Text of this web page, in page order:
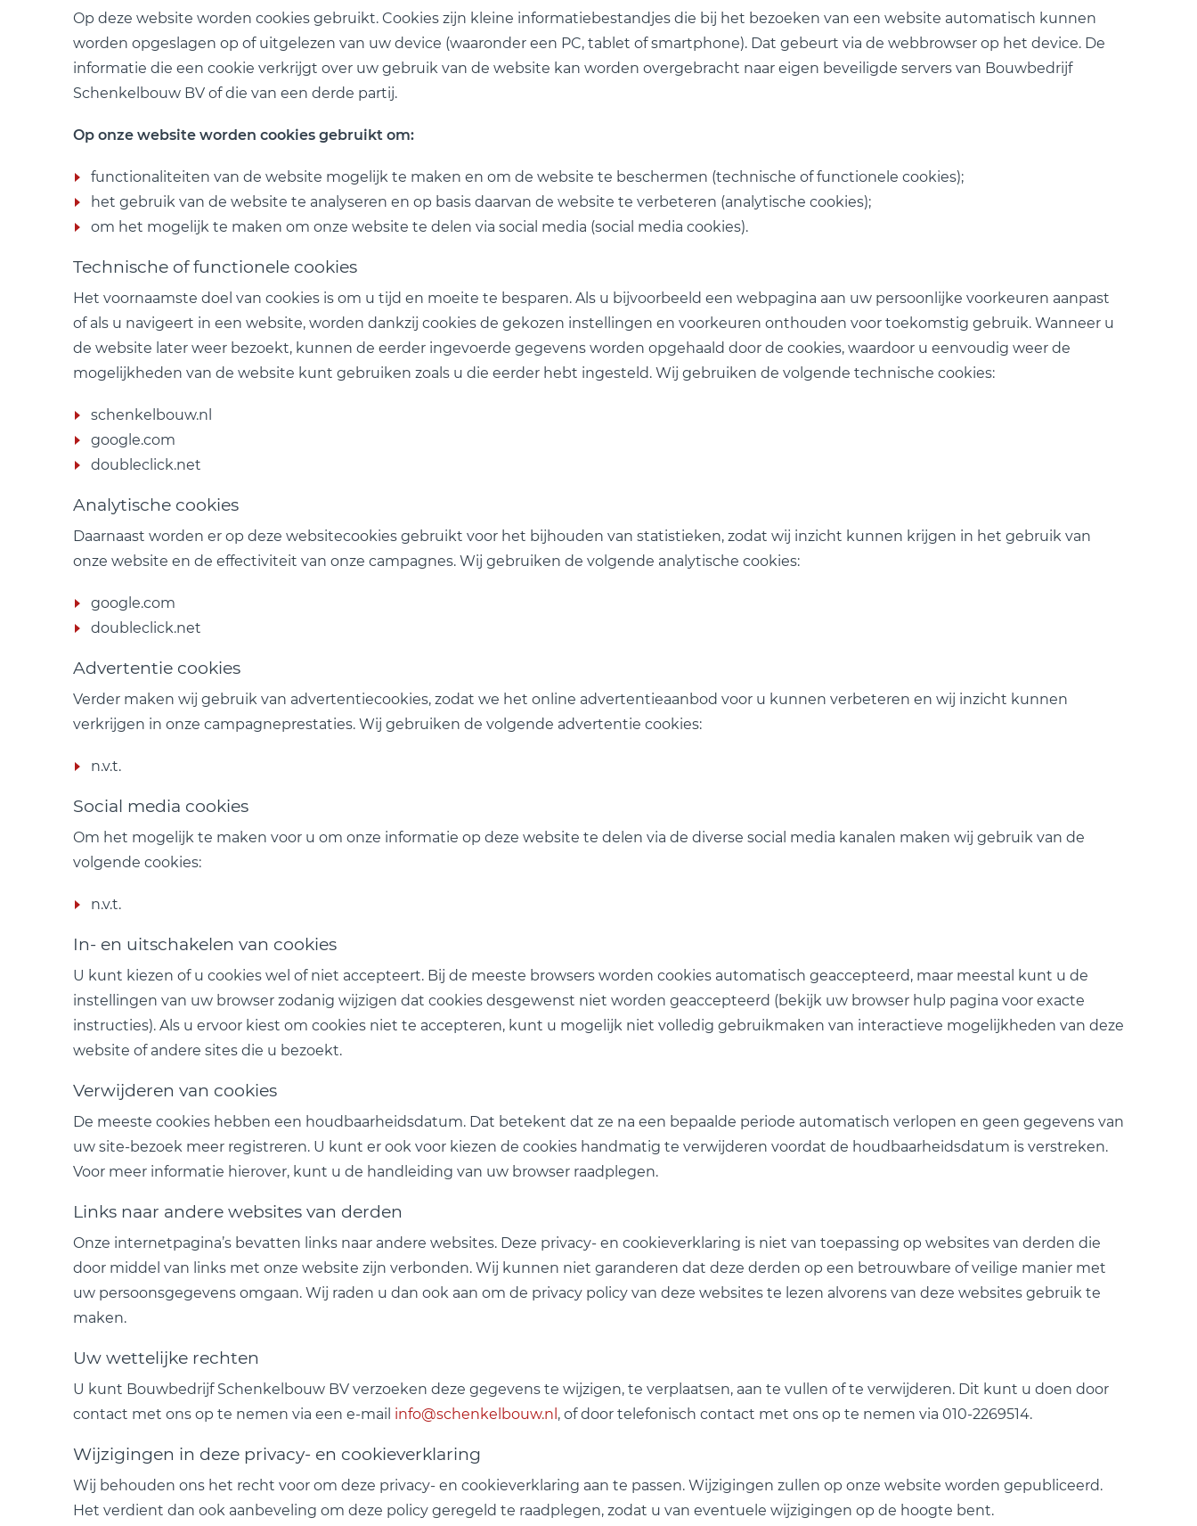
Op deze website worden cookies gebruikt. Cookies zijn kleine informatiebestandjes die bij het bezoeken van een website automatisch kunnen
worden opgeslagen op of uitgelezen van uw device (waaronder een PC, tablet of smartphone). Dat gebeurt via de webbrowser op het device. De
informatie die een cookie verkrijgt over uw gebruik van de website kan worden overgebracht naar eigen beveiligde servers van Bouwbedrijf
Schenkelbouw BV of die van een derde partij.
Op onze website worden cookies gebruikt om:
functionaliteiten van de website mogelijk te maken en om de website te beschermen (technische of functionele cookies);
het gebruik van de website te analyseren en op basis daarvan de website te verbeteren (analytische cookies);
om het mogelijk te maken om onze website te delen via social media (social media cookies).
Technische of functionele cookies
Het voornaamste doel van cookies is om u tijd en moeite te besparen. Als u bijvoorbeeld een webpagina aan uw persoonlijke voorkeuren aanpast
of als u navigeert in een website, worden dankzij cookies de gekozen instellingen en voorkeuren onthouden voor toekomstig gebruik. Wanneer u
de website later weer bezoekt, kunnen de eerder ingevoerde gegevens worden opgehaald door de cookies, waardoor u eenvoudig weer de
mogelijkheden van de website kunt gebruiken zoals u die eerder hebt ingesteld. Wij gebruiken de volgende technische cookies:
schenkelbouw.nl
google.com
doubleclick.net
Analytische cookies
Daarnaast worden er op deze websitecookies gebruikt voor het bijhouden van statistieken, zodat wij inzicht kunnen krijgen in het gebruik van
onze website en de effectiviteit van onze campagnes. Wij gebruiken de volgende analytische cookies:
google.com
doubleclick.net
Advertentie cookies
Verder maken wij gebruik van advertentiecookies, zodat we het online advertentieaanbod voor u kunnen verbeteren en wij inzicht kunnen
verkrijgen in onze campagneprestaties. Wij gebruiken de volgende advertentie cookies:
n.v.t.
Social media cookies
Om het mogelijk te maken voor u om onze informatie op deze website te delen via de diverse social media kanalen maken wij gebruik van de
volgende cookies:
n.v.t.
In- en uitschakelen van cookies
U kunt kiezen of u cookies wel of niet accepteert. Bij de meeste browsers worden cookies automatisch geaccepteerd, maar meestal kunt u de
instellingen van uw browser zodanig wijzigen dat cookies desgewenst niet worden geaccepteerd (bekijk uw browser hulp pagina voor exacte
instructies). Als u ervoor kiest om cookies niet te accepteren, kunt u mogelijk niet volledig gebruikmaken van interactieve mogelijkheden van deze
website of andere sites die u bezoekt.
Verwijderen van cookies
De meeste cookies hebben een houdbaarheidsdatum. Dat betekent dat ze na een bepaalde periode automatisch verlopen en geen gegevens van
uw site-bezoek meer registreren. U kunt er ook voor kiezen de cookies handmatig te verwijderen voordat de houdbaarheidsdatum is verstreken.
Voor meer informatie hierover, kunt u de handleiding van uw browser raadplegen.
Links naar andere websites van derden
Onze internetpagina’s bevatten links naar andere websites. Deze privacy- en cookieverklaring is niet van toepassing op websites van derden die
door middel van links met onze website zijn verbonden. Wij kunnen niet garanderen dat deze derden op een betrouwbare of veilige manier met
uw persoonsgegevens omgaan. Wij raden u dan ook aan om de privacy policy van deze websites te lezen alvorens van deze websites gebruik te
maken.
Uw wettelijke rechten
U kunt Bouwbedrijf Schenkelbouw BV verzoeken deze gegevens te wijzigen, te verplaatsen, aan te vullen of te verwijderen. Dit kunt u doen door
contact met ons op te nemen via een e-mail info@schenkelbouw.nl , of door telefonisch contact met ons op te nemen via 010-2269514.
Wijzigingen in deze privacy- en cookieverklaring
Wij behouden ons het recht voor om deze privacy- en cookieverklaring aan te passen. Wijzigingen zullen op onze website worden gepubliceerd.
Het verdient dan ook aanbeveling om deze policy geregeld te raadplegen, zodat u van eventuele wijzigingen op de hoogte bent.